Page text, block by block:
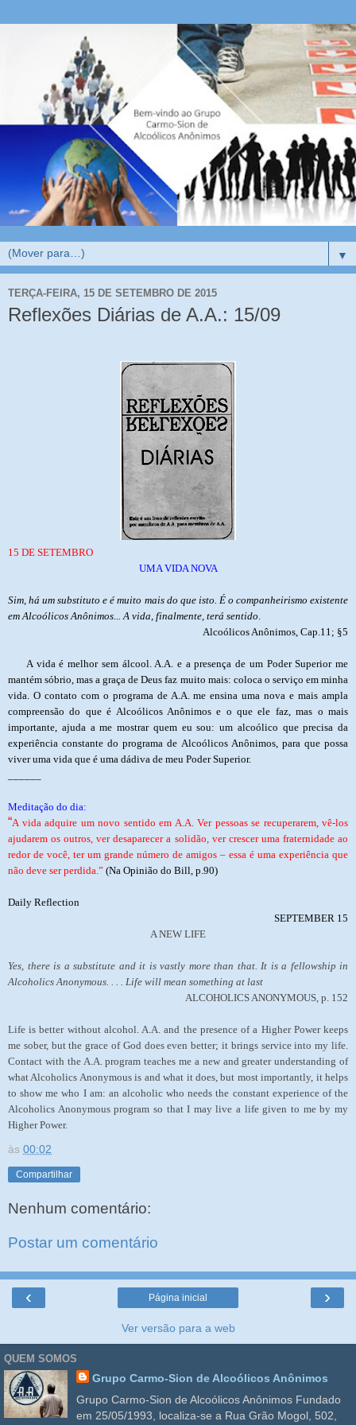
▼
TERÇA-FEIRA, 15 DE SETEMBRO DE 2015
Reflexões Diárias de A.A.: 15/09
15 DE SETEMBRO
UMA VIDA NOVA
Sim, há um substituto e é muito mais do que isto. É o companheirismo existente
em Alcoólicos Anônimos... A vida, finalmente, terá sentido
Alcoólicos Anônimos, Cap.11; §5
A vida é melhor sem álcool. A.A. e a presença de um Poder Superior me
mantém sóbrio, mas a graça de Deus faz muito mais: coloca o serviço em minha
vida. O contato com o programa de A.A. me ensina uma nova e mais ampla
compreensão do que é Alcoólicos Anônimos e o que ele faz, mas o mais
importante, ajuda a me mostrar quem eu sou: um alcoólico que precisa da
experiência constante do programa de Alcoólicos Anônimos, para que possa
viver uma vida que é uma dádiva de meu Poder Superior.
Meditação do dia:
“A vida adquire um novo sentido em A.A. Ver pessoas se recuperarem, vê-los
ajudarem os outros, ver desaparecer a solidão, ver crescer uma fraternidade ao
redor de você, ter um grande número de amigos – essa é uma experiência que
não deve ser perdida.” (Na Opinião do Bill, p.90)
Daily Reflection
SEPTEMBER 15
A NEW LIFE
Yes, there is a substitute and it is vastly more than that. It is a fellowship in
Alcoholics Anonymous. . . . Life will mean something at last
ALCOHOLICS ANONYMOUS, p. 152
Life is better without alcohol. A.A. and the presence of a Higher Power keeps
me sober, but the grace of God does even better; it brings service into my life.
Contact with the A.A. program teaches me a new and greater understanding of
what Alcoholics Anonymous is and what it does, but most importantly, it helps
to show me who I am: an alcoholic who needs the constant experience of the
Alcoholics Anonymous program so that I may live a life given to me by my
Higher Power.
às 00:02
Compartilhar
Nenhum comentário:
Postar um comentário
‹ ›
Página inicial
Ver versão para a web
QUEM SOMOS
Grupo Carmo-Sion de Alcoólicos Anônimos
Grupo Carmo-Sion de Alcoólicos Anônimos Fundado
em 25/05/1993, localiza-se a Rua Grão Mogol, 502,